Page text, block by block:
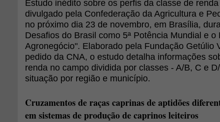
Estudo inédito sobre os perfis da classe de
divulgado pela Confederação da Agricultura e
no próximo dia 23 de novembro, em Brasília,
Desafios do Brasil como 5ª Potência Mundial e o
Agronegócio". Elaborado pela Fundação Getúlio
pedido da CNA, o estudo detalha informações
renda no campo dividida por classes - A/B, C e
situação por região e município.
Cruzamentos de raças caprinas de aptidões
em sistemas de produção de caprinos leiteiros